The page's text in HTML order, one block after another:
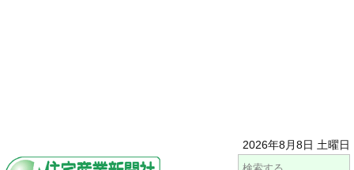
2026年8月8日 土曜日